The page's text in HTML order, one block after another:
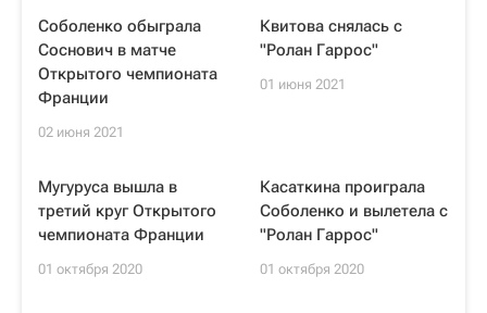
Соболенко обыграла
Соснович в матче
Открытого чемпионата
Франции
02 июня 2021
Квитова снялась с
"Ролан Гаррос"
01 июня 2021
Мугуруса вышла в
третий круг Открытого
чемпионата Франции
01 октября 2020
Касаткина проиграла
Соболенко и вылетела с
"Ролан Гаррос"
01 октября 2020